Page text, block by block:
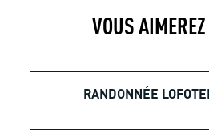
VOUS
RANDONNÉE